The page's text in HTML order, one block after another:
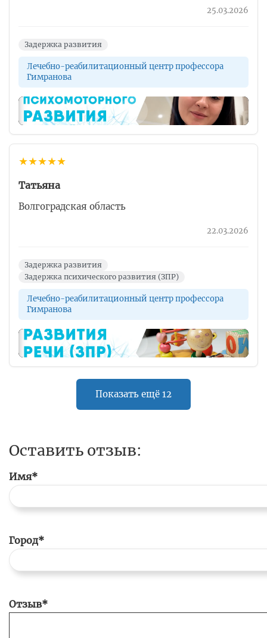
25.03.2026
Задержка развития
Лечебно-реабилитационный центр профессора
Гимранова
▶
★★★★★
Татьяна
Волгоградская область
22.03.2026
Задержка развития
Задержка психического развития (ЗПР)
Лечебно-реабилитационный центр профессора
Гимранова
▶
Показать ещё 12
Оставить отзыв:
Имя*
Город*
Отзыв*